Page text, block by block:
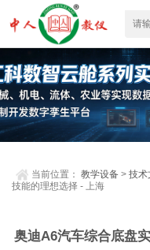
当前位置：教学设备 >技术
技能的理想选择 - 上海
奥迪A6汽车综合底盘